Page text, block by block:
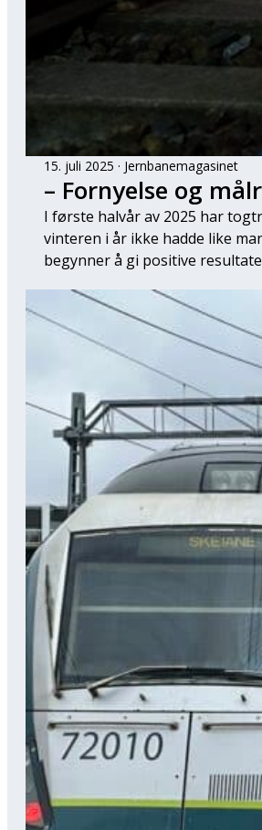
15. juli 2025 Jernbanemagasinet
– Fornyelse og
I første halvår av 2025 har
vinteren i år ikke hadde like
begynner å gi positive